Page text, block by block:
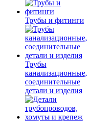
Трубы и фитинги
Трубы
канализационные,
соединительные
детали и изделия